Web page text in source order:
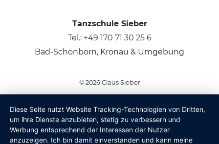
Tanzschule Sieber
Tel.: +49 170 71 30 25 6
Bad-Schönborn, Kronau & Umgebung
© 2026 Claus Sieber
Diese Seite nutzt Website Tracking-Technologien von Dritten,
um ihre Dienste anzubieten, stetig zu verbessern und
Werbung entsprechend der Interessen der Nutzer
anzuzeigen. Ich bin damit einverstanden und kann meine